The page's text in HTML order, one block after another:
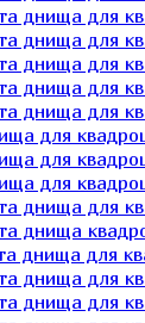
днища для
днища для
днища для
днища для
днища для
для
для
для
днища для
днища
днища для
днища для
днища для